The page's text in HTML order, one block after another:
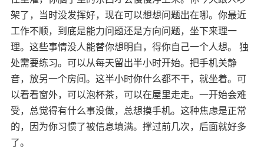
架了，当时没发挥好，现在可以想想问题出在哪。你最近
工作不顺，到底是能力问题还是方向问题，坐下来理一
理。这些事情没人能替你想明白，得你自己一个人想。 独
处需要练习。可以从每天留出半小时开始。把手机关静
音，放另一个房间。这半小时你什么都不干，就坐着。可
以看看窗外，可以泡杯茶，可以在屋里走走。一开始会难
受，总觉得有什么事没做，总想摸手机。这种焦虑是正常
的，因为你习惯了被信息填满。撑过前几次，后面就好多
了。